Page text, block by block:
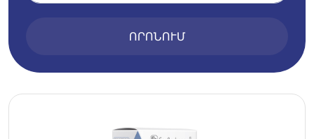
ՈՐՈՆՈՒՄ